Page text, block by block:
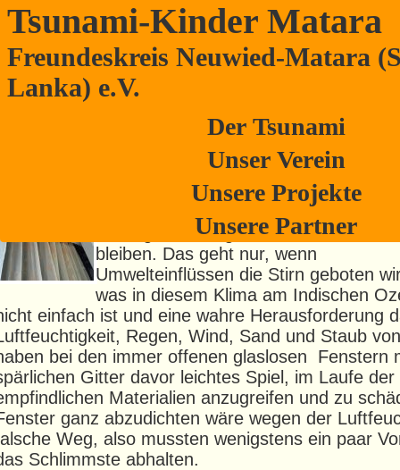
Tsunami-Kinder Matara
Freundeskreis Neuwied-Matara
Lanka) e.V.
Der Tsunami
Unser Verein
Unsere Projekte
Unsere Partner
Lautsprecher und Vorhänge! –
Verbesserungen durch deutsche Hilfe
der schönen, neuen Bibliothek soll nicht nur
gearbeitet werden können, sondern die
vor allem die alten Bücher – wertvolle
der Manthinda Bibliothek – sollen in diesem
wie möglich brauchbar
bleiben. Das geht nur, wenn
Umwelteinflüssen die Stirn geboten
was in diesem Klima am Indischen
einfach ist und eine wahre Herausforderung
Regen, Wind, Sand und Staub
bei den immer offenen glaslosen Fenstern
Gitter davor leichtes Spiel, im Laufe der
Materialien anzugreifen und zu
ganz abzudichten wäre wegen der
Weg, also mussten wenigstens ein paar
Schlimmste abhalten.